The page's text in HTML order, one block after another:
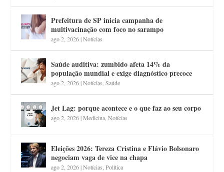
Prefeitura de SP inicia campanha de
multivacinação com foco no sarampo
ago 2, 2026|Notícias
Saúde auditiva: zumbido afeta 14% da
população mundial e exige diagnóstico precoce
ago 2, 2026|Notícias ,Saúde
Jet Lag: porque acontece e o que faz ao seu corpo
ago 2, 2026|Medicina ,Notícias
Eleições 2026: Tereza Cristina e Flávio Bolsonaro
negociam vaga de vice na chapa
ago 2, 2026|Notícias ,Política